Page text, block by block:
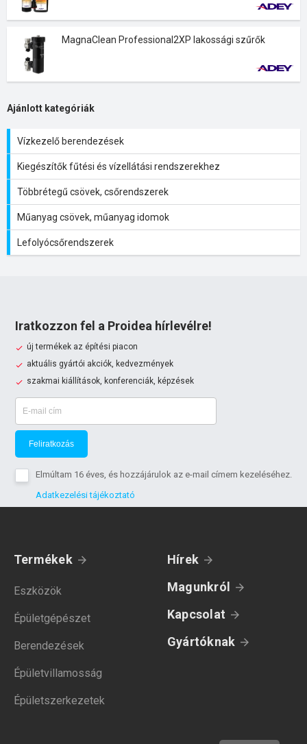
MagnaClean Professional2XP lakossági szűrők
Ajánlott kategóriák
Vízkezelő berendezések
Kiegészítők fűtési és vízellátási rendszerekhez
Többrétegű csövek, csőrendszerek
Műanyag csövek, műanyag idomok
Lefolyócsőrendszerek
Iratkozzon fel a Proidea hírlevélre!
új termékek az építési piacon
aktuális gyártói akciók, kedvezmények
szakmai kiállítások, konferenciák, képzések
Feliratkozás
Elmúltam 16 éves, és hozzájárulok az e-mail címem kezeléséhez.
Adatkezelési tájékoztató
Termékek
Eszközök
Épületgépészet
Berendezések
Épületvillamosság
Épületszerkezetek
Hírek
Magunkról
Kapcsolat
Gyártóknak